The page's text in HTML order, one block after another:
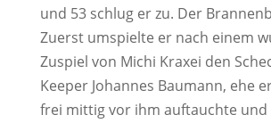
und 53 schlug er zu. Der
Zuerst umspielte er nach einem
Zuspiel von Michi Kraxei den
Keeper Johannes Baumann, ehe
frei mittig vor ihm auftauchte und